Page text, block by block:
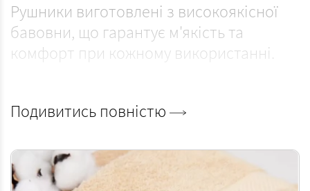
Рушники виготовлені з високоякісної
бавовни, що гарантує м'якість та
комфорт при кожному використанні.
100% бавовни, що гарантує їхню
природність та відсутність синтетичних
Подивитись повністю